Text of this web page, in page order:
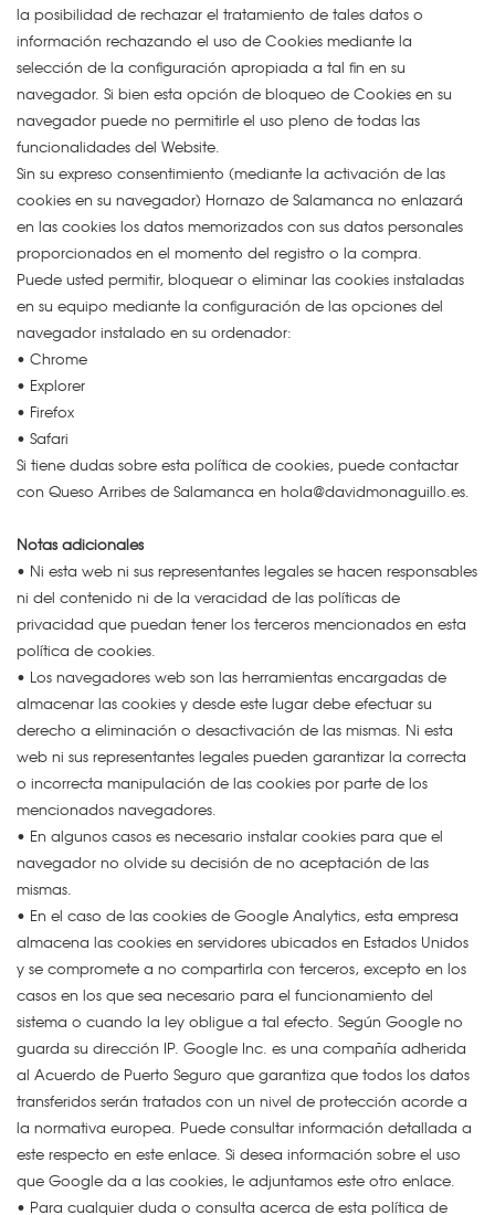
la posibilidad de rechazar el tratamiento de tales datos o
información rechazando el uso de Cookies mediante la
selección de la configuración apropiada a tal fin en su
navegador. Si bien esta opción de bloqueo de Cookies en su
navegador puede no permitirle el uso pleno de todas las
funcionalidades del Website.
Sin su expreso consentimiento (mediante la activación de las
cookies en su navegador) Hornazo de Salamanca no enlazará
en las cookies los datos memorizados con sus datos personales
proporcionados en el momento del registro o la compra.
Puede usted permitir, bloquear o eliminar las cookies instaladas
en su equipo mediante la configuración de las opciones del
navegador instalado en su ordenador:
• Chrome
• Explorer
• Firefox
• Safari
Si tiene dudas sobre esta política de cookies, puede contactar
con Queso Arribes de Salamanca en hola@davidmonaguillo.es.
Notas adicionales
• Ni esta web ni sus representantes legales se hacen responsables
ni del contenido ni de la veracidad de las políticas de
privacidad que puedan tener los terceros mencionados en esta
política de cookies.
• Los navegadores web son las herramientas encargadas de
almacenar las cookies y desde este lugar debe efectuar su
derecho a eliminación o desactivación de las mismas. Ni esta
web ni sus representantes legales pueden garantizar la correcta
o incorrecta manipulación de las cookies por parte de los
mencionados navegadores.
• En algunos casos es necesario instalar cookies para que el
navegador no olvide su decisión de no aceptación de las
mismas.
• En el caso de las cookies de Google Analytics, esta empresa
almacena las cookies en servidores ubicados en Estados Unidos
y se compromete a no compartirla con terceros, excepto en los
casos en los que sea necesario para el funcionamiento del
sistema o cuando la ley obligue a tal efecto. Según Google no
guarda su dirección IP. Google Inc. es una compañía adherida
al Acuerdo de Puerto Seguro que garantiza que todos los datos
transferidos serán tratados con un nivel de protección acorde a
la normativa europea. Puede consultar información detallada a
este respecto en este enlace. Si desea información sobre el uso
que Google da a las cookies, le adjuntamos este otro enlace.
• Para cualquier duda o consulta acerca de esta política de